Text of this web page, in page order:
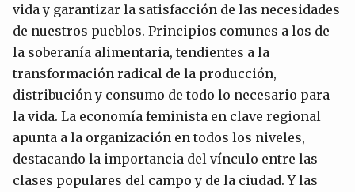
vida y garantizar la satisfacción de las necesidades
de nuestros pueblos. Principios comunes a los de
la soberanía alimentaria, tendientes a la
transformación radical de la producción,
distribución y consumo de todo lo necesario para
la vida. La economía feminista en clave regional
apunta a la organización en todos los niveles,
destacando la importancia del vínculo entre las
clases populares del campo y de la ciudad. Y las